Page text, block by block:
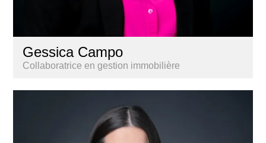
Gessica Campo
Collaboratrice en gestion immobilière